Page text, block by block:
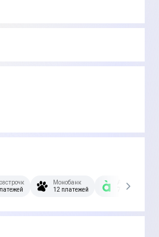
Монобанк
12 платежей
А-Банк
7 платежей